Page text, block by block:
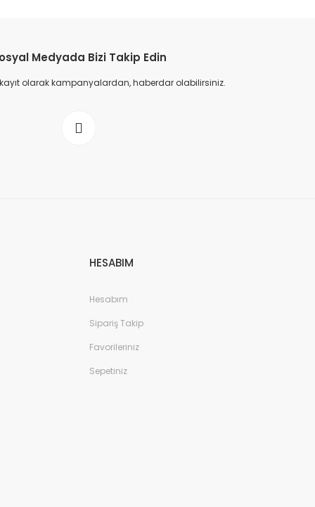
- Kahverengi
Medyada Bizi Takip Edin
olarak kampanyalardan, haberdar olabilirsiniz.
HESABIM
Hesabım
Sipariş Takip
Favorileriniz
Sepetiniz